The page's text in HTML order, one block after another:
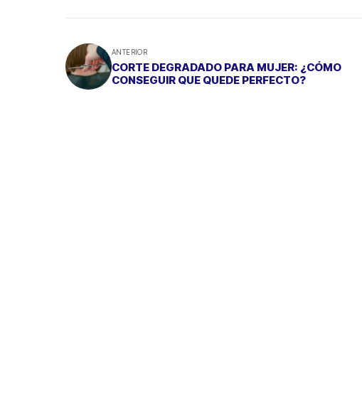
ANTERIOR
CORTE DEGRADADO PARA MUJER: ¿CÓMO
CONSEGUIR QUE QUEDE PERFECTO?